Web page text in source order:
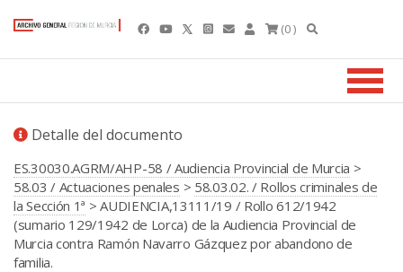
(0 )
Detalle del documento
ES.30030.AGRM/AHP-58 / Audiencia Provincial de Murcia >
58.03 / Actuaciones penales > 58.03.02. / Rollos criminales de
la Sección 1ª > AUDIENCIA,13111/19 / Rollo 612/1942
(sumario 129/1942 de Lorca) de la Audiencia Provincial de
Murcia contra Ramón Navarro Gázquez por abandono de
familia.